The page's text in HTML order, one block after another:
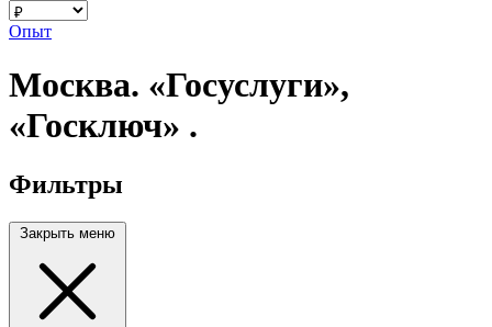
Опыт
Москва. «Госуслуги»,
«Госключ» .
Фильтры
Закрыть меню